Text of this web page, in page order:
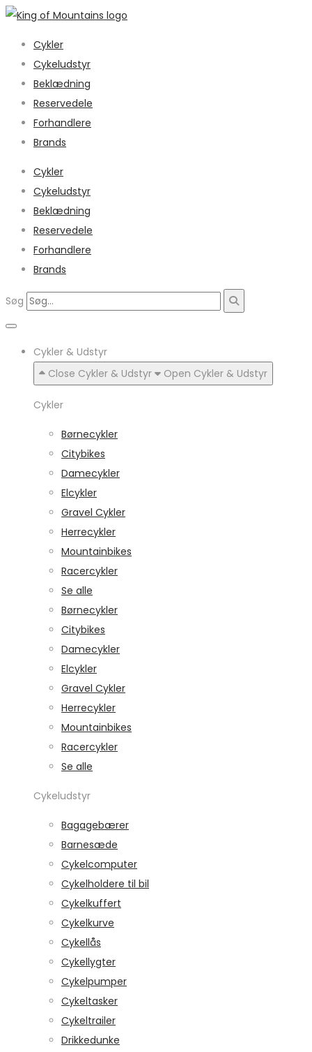
Cykler
Cykeludstyr
Beklædning
Reservedele
Forhandlere
Brands
Cykler
Cykeludstyr
Beklædning
Reservedele
Forhandlere
Brands
Søg
Cykler & Udstyr
Close Cykler & Udstyr
Open Cykler & Udstyr
Cykler
Børnecykler
Citybikes
Damecykler
Elcykler
Gravel Cykler
Herrecykler
Mountainbikes
Racercykler
Se alle
Børnecykler
Citybikes
Damecykler
Elcykler
Gravel Cykler
Herrecykler
Mountainbikes
Racercykler
Se alle
Cykeludstyr
Bagagebærer
Barnesæde
Cykelcomputer
Cykelholdere til bil
Cykelkuffert
Cykelkurve
Cykellås
Cykellygter
Cykelpumper
Cykeltasker
Cykeltrailer
Drikkedunke